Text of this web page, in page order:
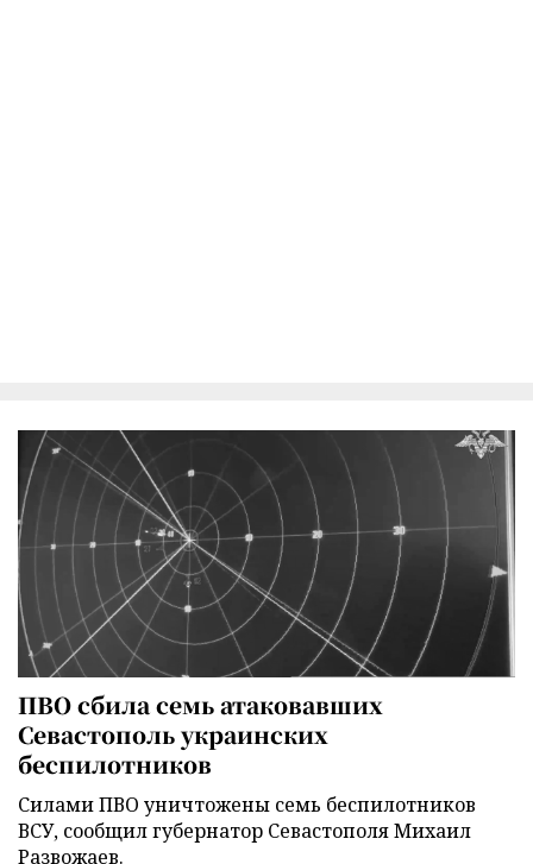
ПВО сбила семь атаковавших
Севастополь украинских
беспилотников
Силами ПВО уничтожены семь беспилотников
ВСУ, сообщил губернатор Севастополя Михаил
Развожаев.